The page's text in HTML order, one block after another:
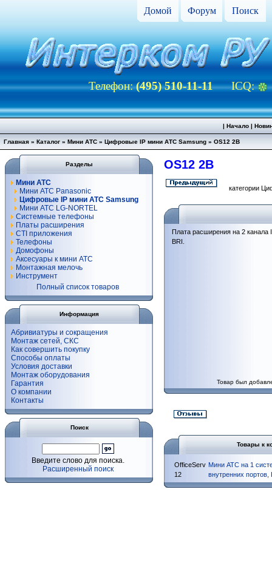
Домой Форум Поиск
Телефон:(495) 510-11-11ICQ:
| Начало|
Главная » Каталог » Мини АТС » Цифровые IP мини АТС Samsung » OS12 2B
Разделы
Мини АТС
Мини АТС Panasonic
Цифровые IP мини АТС Samsung
Мини АТС LG-NORTEL
Системные телефоны
Платы расширения
CTI приложения
Телефоны
Домофоны
Аксесуары к мини АТС
Монтажная мелочь
Инструмент
Полный список товаров
Информация
Абривиатуры и сокращения
Монтаж сетей, СКС
Как совершить покупку
Способы оплаты
Условия доставки
Монтаж оборудования
Гарантия
О компании
Контакты
Поиск
Введите слово для поиска.
Расширенный поиск
OS12 2B
категории
Плата расширения на 2 канала
BRI.
Товар был
Товары к
OfficeServ
12
Мини АТС на 1
внутренних портов,